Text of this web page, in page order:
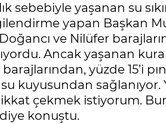
sebebiyle yaşanan su
yapan Başkan
ve Nilüfer
Ancak yaşanan
yüzde 15’i
kuyusundan sağlanıyor.
çekmek istiyorum.
konuştu.